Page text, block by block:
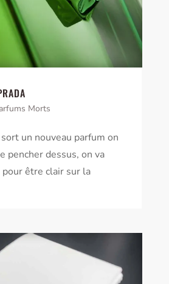
Morts
un nouveau parfum on
pencher dessus, on va
pour être clair sur la